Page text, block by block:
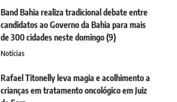
Band Bahia realiza tradicional debate entre
candidatos ao Governo da Bahia para mais
de 300 cidades neste domingo (9)
Notícias
Rafael Titonelly leva magia e acolhimento a
crianças em tratamento oncológico em Juiz